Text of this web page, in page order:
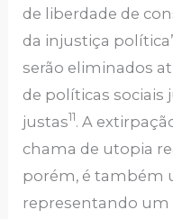
de liberdade de
da injustiça
serão eliminados
de políticas sociais
justas11. A
chama de utopia
porém, é também
representando um